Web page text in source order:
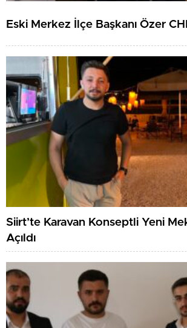
Eski Merkez İlçe Başkanı Özer
Siirt’te Karavan Konseptli Yeni
Açıldı